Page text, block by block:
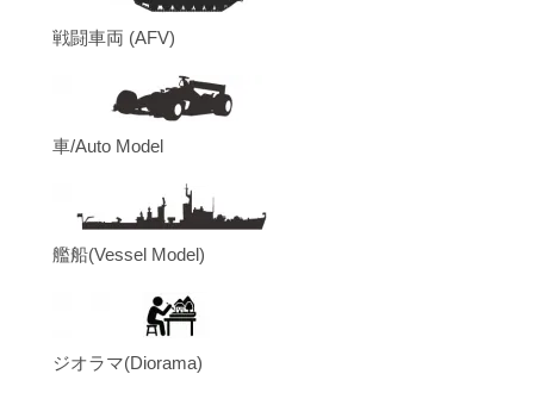
戦闘車両 (AFV)
車/Auto Model
艦船(Vessel Model)
ジオラマ(Diorama)